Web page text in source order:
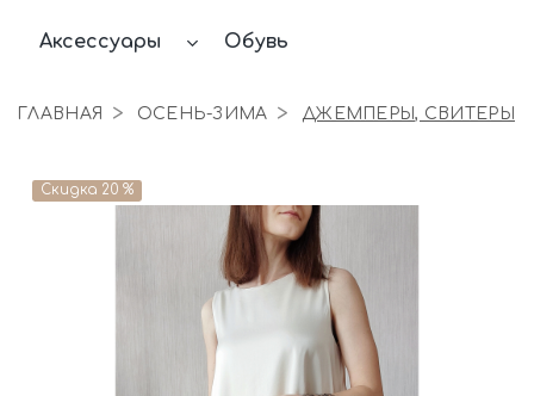
Аксессуары Обувь
ГЛАВНАЯ ОСЕНЬ-ЗИМА ДЖЕМПЕРЫ, СВИТЕРЫ
Скидка 20 %